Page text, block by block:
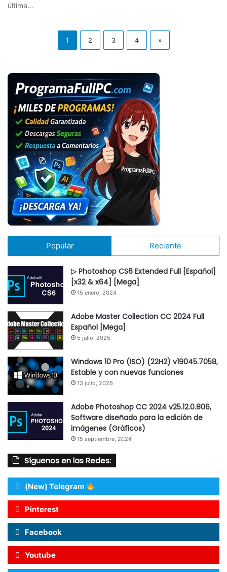
última…
1 2 3 4 »
Popular Reciente
▷ Photoshop CS6 Extended Full [Español]
[x32 & x64] [Mega]
15 enero, 2024
Adobe Master Collection CC 2024 Full
Español [Mega]
5 julio, 2025
Windows 10 Pro (ISO) (22H2) v19045.7058,
Estable y con nuevas funciones
13 julio, 2026
Adobe Photoshop CC 2024 v25.12.0.806,
Software diseñado para la edición de
imágenes (Gráficos)
15 septiembre, 2024
Síguenos en las Redes:
(New) Telegram
Pinterest
Facebook
Youtube